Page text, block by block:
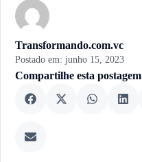
Transformando.com.vc
Postado em: junho 15, 2023
Compartilhe esta postagem